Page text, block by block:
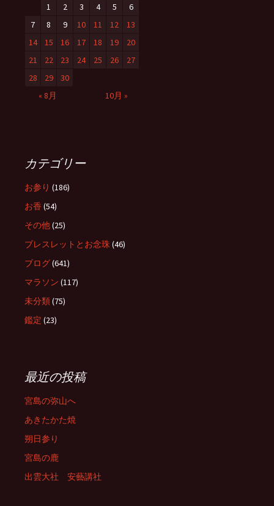
1
2 3 4 5
6
7
8 9 10 11 12
13
14
15 16 17 18 19
20
21
22 23 24 25 26
27
28
29
30
« 8月
10月 »
カテゴリー
お参り (186)
お香 (54)
その他(25)
ブレスレットとお念珠(46)
ブログ(641)
マラソン (117)
未分類(75)
鑑定 (23)
最近の投稿
宮島の弥山へ
あきたかた焼
朔日参り
宮島の鹿
出雲大社 安藝講社